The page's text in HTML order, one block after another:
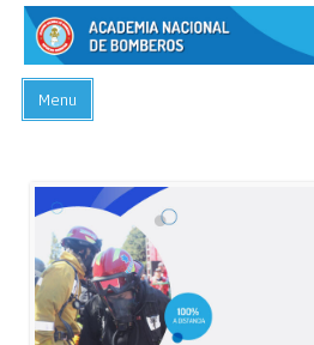
Menu
ACADEMIA
PREGUNTAS FRECUENTES
BIBLIOTECA
EVENTOS